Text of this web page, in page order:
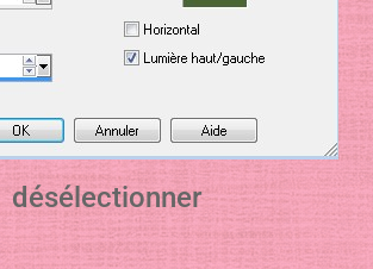
désélectionner